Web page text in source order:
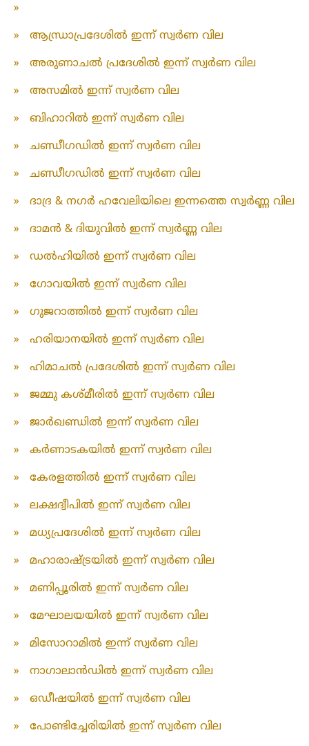
»
»
ആന്ധ്രാപ്രദേശിൽ ഇന്ന് സ്വർണ വില
»
അരുണാചൽ പ്രദേശിൽ ഇന്ന് സ്വർണ വില
»
അസമിൽ ഇന്ന് സ്വർണ വില
»
ബിഹാറിൽ ഇന്ന് സ്വർണ വില
»
ചണ്ഡീഗഡിൽ ഇന്ന് സ്വർണ വില
»
ചണ്ഡീഗഡിൽ ഇന്ന് സ്വർണ വില
»
ദാദ്ര & നഗർ ഹവേലിയിലെ ഇന്നത്തെ സ്വർണ്ണ വില
»
ദാമൻ & ദിയുവിൽ ഇന്ന് സ്വർണ്ണ വില
»
ഡൽഹിയിൽ ഇന്ന് സ്വർണ വില
»
ഗോവയിൽ ഇന്ന് സ്വർണ വില
»
ഗുജറാത്തിൽ ഇന്ന് സ്വർണ വില
»
ഹരിയാനയിൽ ഇന്ന് സ്വർണ വില
»
ഹിമാചൽ പ്രദേശിൽ ഇന്ന് സ്വർണ വില
»
ജമ്മു കശ്മീരിൽ ഇന്ന് സ്വർണ വില
»
ജാർഖണ്ഡിൽ ഇന്ന് സ്വർണ വില
»
കർണാടകയിൽ ഇന്ന് സ്വർണ വില
»
കേരളത്തിൽ ഇന്ന് സ്വർണ വില
»
ലക്ഷദ്വീപിൽ ഇന്ന് സ്വർണ വില
»
മധ്യപ്രദേശിൽ ഇന്ന് സ്വർണ വില
»
മഹാരാഷ്ട്രയിൽ ഇന്ന് സ്വർണ വില
»
മണിപ്പൂരിൽ ഇന്ന് സ്വർണ വില
»
മേഘാലയയിൽ ഇന്ന് സ്വർണ വില
»
മിസോറാമിൽ ഇന്ന് സ്വർണ വില
»
നാഗാലാൻഡിൽ ഇന്ന് സ്വർണ വില
»
ഒഡീഷയിൽ ഇന്ന് സ്വർണ വില
»
പോണ്ടിച്ചേരിയിൽ ഇന്ന് സ്വർണ വില